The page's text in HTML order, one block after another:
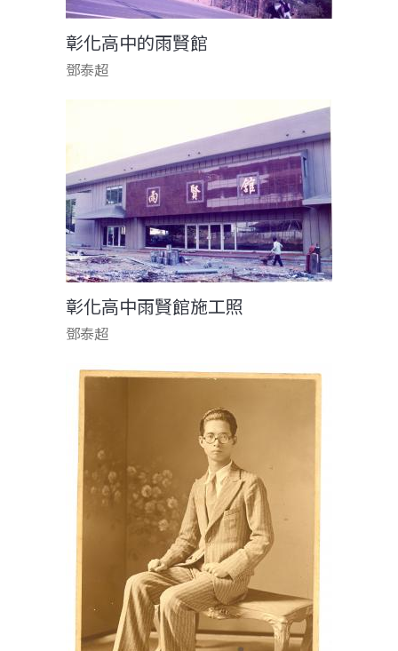
彰化高中的雨賢館
鄧泰超
彰化高中雨賢館施工照
鄧泰超